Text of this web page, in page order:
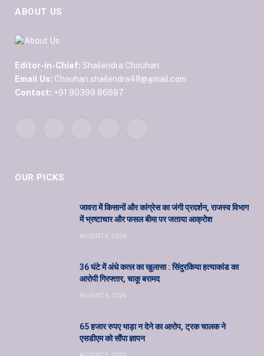
ABOUT US
Editor-in-Chief: Shailendra Chouhan
Email Us: Chouhan.shailendra48@gmail.com
Contact: +91 90399 86687
OUR PICKS
जावरा में किसानों और कांग्रेस का जंगी प्रदर्शन, राजस्व विभाग
में भ्रष्टाचार और फसल बीमा पर जताया आक्रोश
AUGUST 6, 2026
36 घंटे में अंधे कत्ल का खुलासा : सिंदुरकिया हत्याकांड का
आरोपी गिरफ्तार, चाकू बरामद
AUGUST 6, 2026
65 हजार रुपए भाड़ा न देने का आरोप, ट्रक चालक ने
एसडीएम को सौंपा ज्ञापन